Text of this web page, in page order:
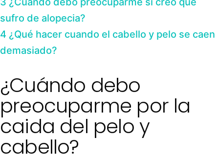
sufro de alopecia?
4 ¿Qué hacer cuando el cabello y pelo se caen
demasiado?
¿Cuándo debo
preocuparme por la
caida del pelo y
cabello?